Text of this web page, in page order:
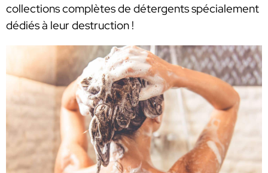
collections complètes de détergents spécialement
dédiés à leur destruction !